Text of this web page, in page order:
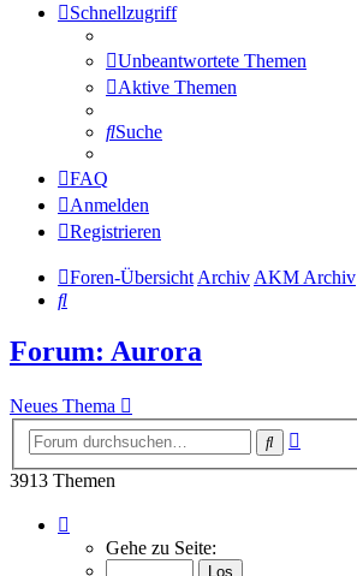
Schnellzugriff
Unbeantwortete Themen
Aktive Themen
Suche
FAQ
Anmelden
Registrieren
Foren-Übersicht Archiv AKM Archiv
Suche
Forum: Aurora
Neues Thema
Suche
3913 Themen
von
Gehe zu Seite: